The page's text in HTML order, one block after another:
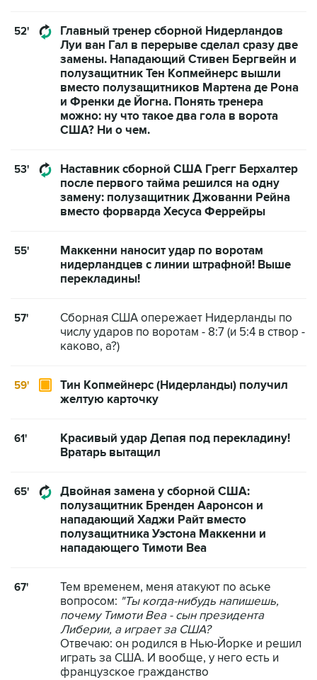
52'
Главный тренер сборной Нидерландов
Луи ван Гал в перерыве сделал сразу две
замены. Нападающий Стивен Бергвейн и
полузащитник Тен Копмейнерс вышли
вместо полузащитников Мартена де Рона
и Френки де Йогна. Понять тренера
можно: ну что такое два гола в ворота
США? Ни о чем.
53'
Наставник сборной США Грегг Берхалтер
после первого тайма решился на одну
замену: полузащитник Джованни Рейна
вместо форварда Хесуса Феррейры
55'
Маккенни наносит удар по воротам
нидерландцев с линии штрафной! Выше
перекладины!
57'
Сборная США опережает Нидерланды по
числу ударов по воротам - 8:7 (и 5:4 в створ -
каково, а?)
59'
Тин Копмейнерс (Нидерланды) получил
желтую карточку
61'
Красивый удар Депая под перекладину!
Вратарь вытащил
65'
Двойная замена у сборной США:
полузащитник Бренден Ааронсон и
нападающий Хаджи Райт вместо
полузащитника Уэстона Маккенни и
нападающего Тимоти Веа
67'
Тем временем, меня атакуют по аське
вопросом: "Ты когда-нибудь напишешь,
почему Тимоти Веа - сын президента
Либерии, а играет за США?
Отвечаю: он родился в Нью-Йорке и решил
играть за США. И вообще, у него есть и
французское гражданство